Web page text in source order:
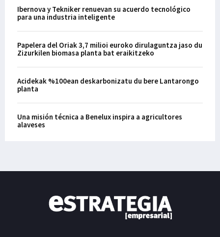
Ibernova y Tekniker renuevan su acuerdo tecnológico
para una industria inteligente
Papelera del Oriak 3,7 milioi euroko dirulaguntza jaso du
Zizurkilen biomasa planta bat eraikitzeko
Acidekak %100ean deskarbonizatu du bere Lantarongo
planta
Una misión técnica a Benelux inspira a agricultores
alaveses